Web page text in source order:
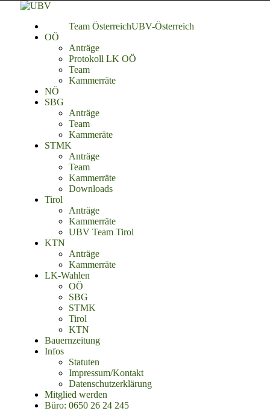
UBV-Österreich
Team Österreich
OÖ
Anträge
Protokoll LK OÖ
Team
Kammerräte
NÖ
SBG
Anträge
Team
Kammeräte
STMK
Anträge
Team
Kammerräte
Downloads
Tirol
Anträge
Kammerräte
UBV Team Tirol
KTN
Anträge
Kammerräte
LK-Wahlen
OÖ
SBG
STMK
Tirol
KTN
Bauernzeitung
Infos
Statuten
Impressum/Kontakt
Datenschutzerklärung
Mitglied werden
Büro: 0650 26 24 245